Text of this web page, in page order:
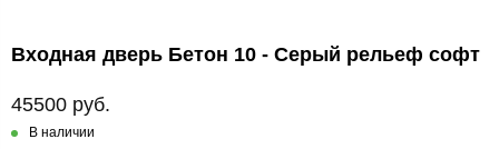
Входная дверь Бетон 10 - Серый рельеф софт
45500 руб.
В наличии